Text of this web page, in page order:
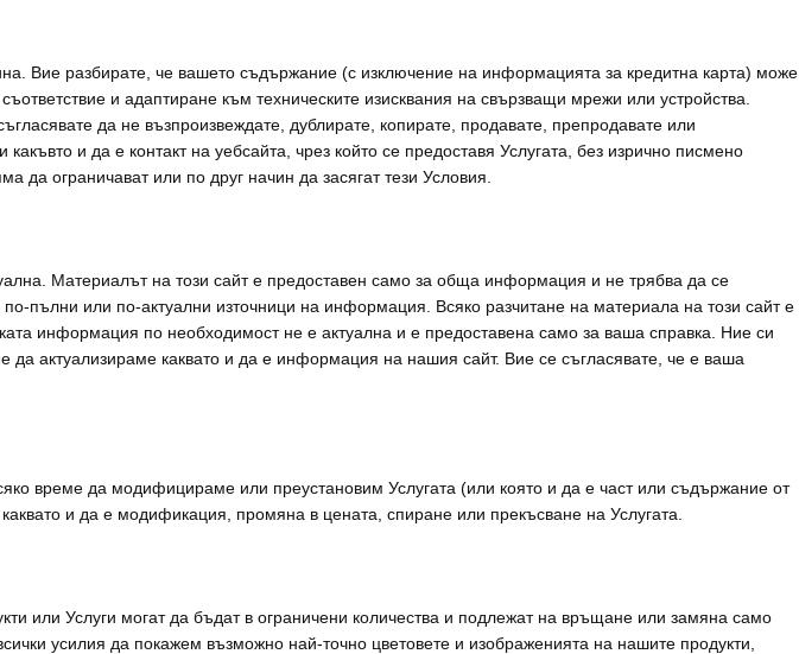
Вие разбирате, че вашето съдържание (с изключение на информацията за кредитна карта) може
и адаптиране към техническите изисквания на свързващи мрежи или устройства.
да не възпроизвеждате, дублирате, копирате, продавате, препродавате или
и да е контакт на уебсайта, чрез който се предоставя Услугата, без изрично писмено
да ограничават или по друг начин да засягат тези Условия.
Материалът на този сайт е предоставен само за обща информация и не трябва да се
пълни или по-актуални източници на информация. Всяко разчитане на материала на този сайт е
информация по необходимост не е актуална и е предоставена само за ваша справка. Ние си
актуализираме каквато и да е информация на нашия сайт. Вие се съгласявате, че е ваша
време да модифицираме или преустановим Услугата (или която и да е част или съдържание от
и да е модификация, промяна в цената, спиране или прекъсване на Услугата.
или Услуги могат да бъдат в ограничени количества и подлежат на връщане или замяна само
усилия да покажем възможно най-точно цветовете и изображенията на нашите продукти,